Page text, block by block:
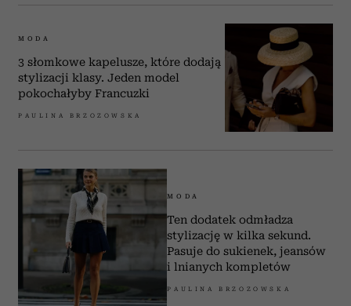
MODA
3 słomkowe kapelusze, które dodają
stylizacji klasy. Jeden model
pokochałyby Francuzki
PAULINA BRZOZOWSKA
MODA
Ten dodatek odmładza
stylizację w kilka sekund.
Pasuje do sukienek, jeansów
i lnianych kompletów
PAULINA BRZOZOWSKA